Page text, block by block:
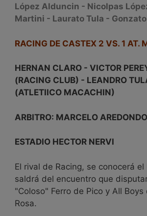
López Alduncin - Nicolpas
Martini - Laurato Tula -
RACING DE CASTEX 2 VS. 1 AT.
HERNAN CLARO - VICTOR
(RACING CLUB) - LEANDRO
(ATLETIICO MACACHIN)
ARBITRO: MARCELO AREDONDO
ESTADIO HECTOR NERVI
El rival de Racing, se conocerá el
saldrá del encuentro que
"Coloso" Ferro de Pico y All Boys
Rosa.